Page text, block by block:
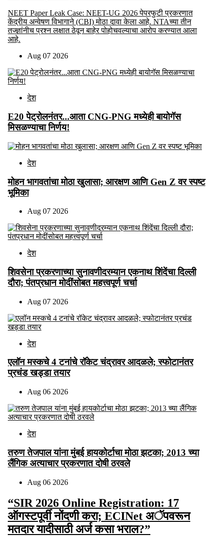
NEET Paper Leak Case: NEET-UG 2026 पेपरफुटी प्रकरणात
केंद्रीय अन्वेषण विभागाने (CBI) मोठा दावा केला आहे. NTAच्या तीन
तज्ज्ञांनीच प्रश्न लक्षात ठेवून बाहेर पोहोचवल्याचा आरोप करण्यात आला
आहे.
Aug 07 2026
देश
E20 पेट्रोलनंतर...आता CNG-PNG मध्येही बायोगॅस
मिसळण्याचा निर्णय!
देश
मोहन भागवतांचा मोठा खुलासा; आरक्षण आणि Gen Z वर स्पष्ट
भूमिका
Aug 07 2026
देश
शिवसेना प्रकरणाच्या सुनावणीदरम्यान एकनाथ शिंदेंचा दिल्ली
दौरा; पंतप्रधान मोदींसोबत महत्त्वपूर्ण चर्चा
Aug 07 2026
देश
एलॉन मस्कचे 4 टनांचे रॉकेट चंद्रावर आदळले; स्फोटानंतर
प्रचंड खड्डा तयार
Aug 06 2026
देश
तरुण तेजपाल यांना मुंबई हायकोर्टाचा मोठा झटका; 2013 च्या
लैंगिक अत्याचार प्रकरणात दोषी ठरवले
Aug 06 2026
“SIR 2026 Online Registration: 17
ऑगस्टपूर्वी नोंदणी करा; ECINet अॅपवरून
मतदार यादीसाठी अर्ज कसा भराल?”